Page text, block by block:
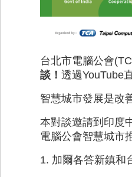
台北市電腦公會
談！ 透過YouTube
智慧城市發展是改
本對談邀請到印度
電腦公會智慧城市
1. 加爾各答新鎮和